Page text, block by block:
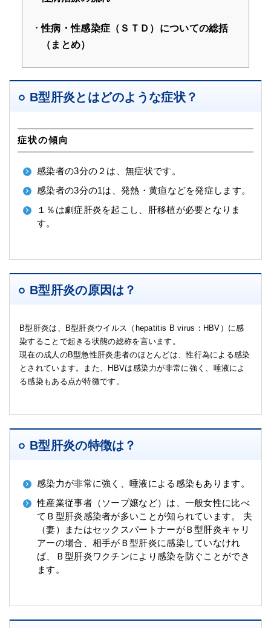
性病・性感染症（ＳＴＤ）についての総括
（まとめ）
B型肝炎とはどのような症状？
症状の傾向
感染者の3分の２は、無症状です。
感染者の3分の1は、発熱・黄疸などを発症します。
１％は劇症肝炎を起こし、肝移植が必要となりま
す。
B型肝炎の原因は？
B型肝炎は、B型肝炎ウイルス（hepatitis B virus：HBV）に感
染することで起きる状態の総称を言います。
現在の成人のB型急性肝炎患者のほとんどは、性行為による感染
とされています。また、HBVは感染力が非常に強く、唾液によ
る感染もある点が特徴です。
B型肝炎の特徴は？
感染力が非常に強く、唾液による感染もあります。
性産業従事者（ソープ嬢など）は、一般女性に比べ
てＢ型肝炎感染者が多いことが知られています。 夫
（妻）またはセックスパートナーがＢ型肝炎キャリ
アーの場合、相手がＢ型肝炎に感染していなけれ
ば、Ｂ型肝炎ワクチンにより感染を防ぐことができ
ます。